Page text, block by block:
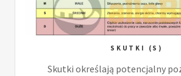
SKUTKI (S)
Skutki określają potencjalny